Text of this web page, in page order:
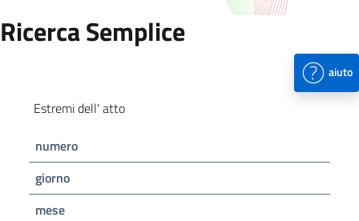
Ricerca Semplice
aiuto
Estremi dell' atto
numero
giorno
mese